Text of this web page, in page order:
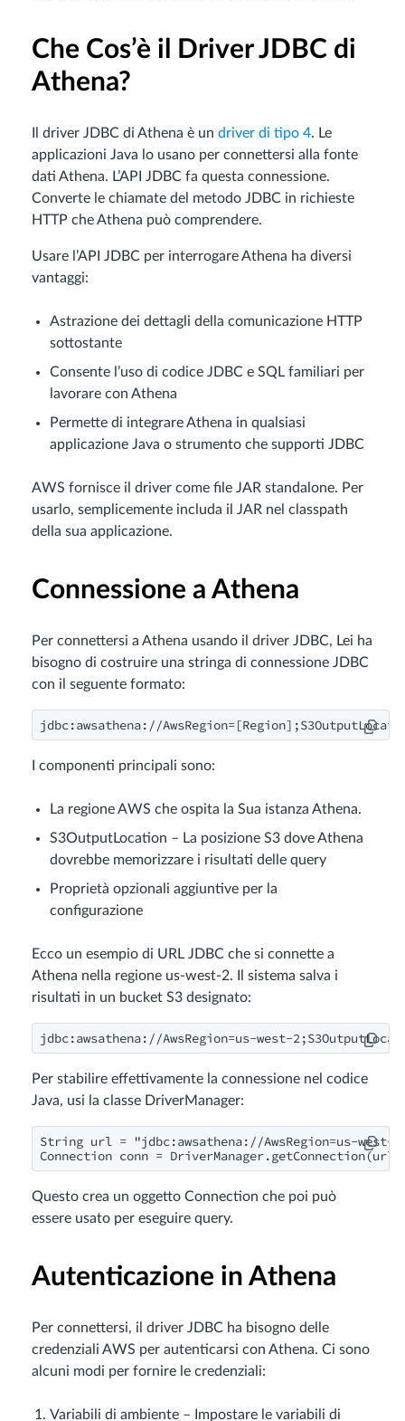
Che Cos’è il Driver JDBC di
Athena?
Il driver JDBC di Athena è un driver di tipo 4. Le
applicazioni Java lo usano per connettersi alla fonte
dati Athena. L’API JDBC fa questa connessione.
Converte le chiamate del metodo JDBC in richieste
HTTP che Athena può comprendere.
Usare l’API JDBC per interrogare Athena ha diversi
vantaggi:
Astrazione dei dettagli della comunicazione HTTP
sottostante
Consente l’uso di codice JDBC e SQL familiari per
lavorare con Athena
Permette di integrare Athena in qualsiasi
applicazione Java o strumento che supporti JDBC
AWS fornisce il driver come file JAR standalone. Per
usarlo, semplicemente includa il JAR nel classpath
della sua applicazione.
Connessione a Athena
Per connettersi a Athena usando il driver JDBC, Lei ha
bisogno di costruire una stringa di connessione JDBC
con il seguente formato:
jdbc:awsathena://
I componenti principali sono:
La regione AWS che ospita la Sua istanza Athena.
S3OutputLocation – La posizione S3 dove Athena
dovrebbe memorizzare i risultati delle query
Proprietà opzionali aggiuntive per la
configurazione
Ecco un esempio di URL JDBC che si connette a
Athena nella regione us-west-2. Il sistema salva i
risultati in un bucket S3 designato:
jdbc:awsathena://AwsRegion=us-west-
Per stabilire effettivamente la connessione nel codice
Java, usi la classe DriverManager:
String url = "jdbc:awsathena://AwsRegion=us-
Connection conn =
Questo crea un oggetto Connection che poi può
essere usato per eseguire query.
Autenticazione in Athena
Per connettersi, il driver JDBC ha bisogno delle
credenziali AWS per autenticarsi con Athena. Ci sono
alcuni modi per fornire le credenziali:
Variabili di ambiente – Impostare le variabili di